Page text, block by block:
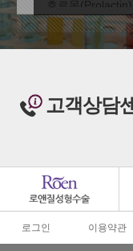
호르몬
몬(TSH),유리
고객상담
로그인 이용약관